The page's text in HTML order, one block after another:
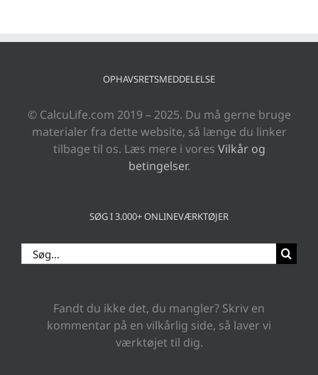
OPHAVSRETSMEDDELELSE
© CalcuLife.com 2019 – 2025. Du må gerne bruge
materialer fra dette website, så længe du linker
tilbage til os. Læs mere i vores Vilkår og
betingelser.
SØG I 3.000+ ONLINEVÆRKTØJER
Søg
efter:
Fandt du ikke det, du mangler? Skriv en
kommentar på en vilkårlig side, så laver vi
værktøjet til dig.